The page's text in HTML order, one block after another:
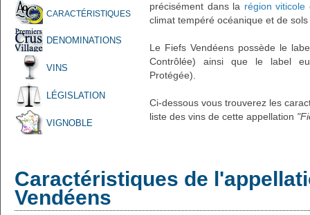
CARACTÉRISTIQUES
DENOMINATIONS
VINS
LÉGISLATION
VIGNOBLE
précisément dans la région viticole
climat tempéré océanique et de
Le Fiefs Vendéens possède le
Contrôlée) ainsi que le label
Protégée).
Ci-dessous vous trouverez les
liste des vins de cette appellation
Caractéristiques de
Vendéens